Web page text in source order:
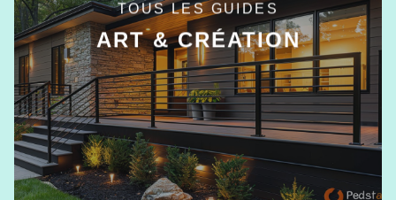
TOUS LES GUIDES
ART & CRÉATION
EN SAVOIR +